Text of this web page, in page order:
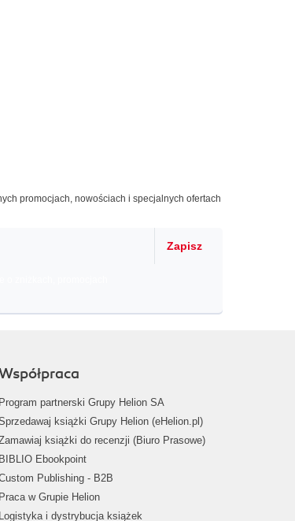
promocjach, nowościach i specjalnych ofertach
Zapisz
Program partnerski Grupy Helion SA
książki Grupy Helion (eHelion.pl)
książki do recenzji (Biuro Prasowe)
BIBLIO Ebookpoint
Publishing - B2B
Praca w Grupie Helion
Logistyka i dystrybucja książek